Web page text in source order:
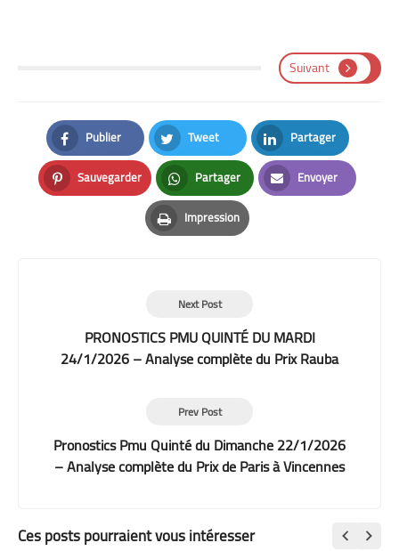
Suivant
Publier
Facebook
Tweet
Twitter
Partager
LinkedIn
Sauvegarder
Pinterest
Partager
Whatsapp
Envoyer
Email
Impression
Print
Next Post
PRONOSTICS PMU QUINTÉ DU MARDI
24/1/2026 – Analyse complète du Prix Rauba
Prev Post
Pronostics Pmu Quinté du Dimanche 22/1/2026
– Analyse complète du Prix de Paris à Vincennes
Ces posts pourraient vous intéresser